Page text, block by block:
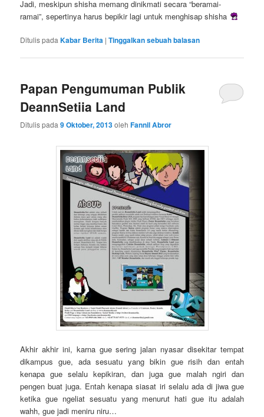
Jadi, meskipun shisha memang dinikmati secara “beramai-
ramai”, sepertinya harus bepikir lagi untuk menghisap shisha
Ditulis pada Kabar Berita |Tinggalkan sebuah balasan
Papan Pengumuman Publik
DeannSetiia Land
Ditulis pada9 Oktober, 2013olehFannil Abror
Akhir akhir ini, karna gue sering jalan nyasar disekitar tempat
dikampus gue, ada sesuatu yang bikin gue risih dan entah
kenapa gue selalu kepikiran, dan juga gue malah ngiri dan
pengen buat juga. Entah kenapa siasat iri selalu ada di jiwa gue
ketika gue ngeliat sesuatu yang menurut hati gue itu adalah
wahh, gue jadi meniru niru…